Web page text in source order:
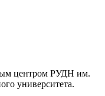
центром РУДН им.
университета.